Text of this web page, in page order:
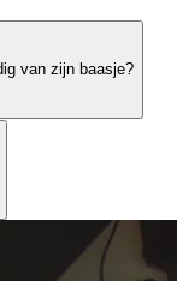
van zijn baasje?